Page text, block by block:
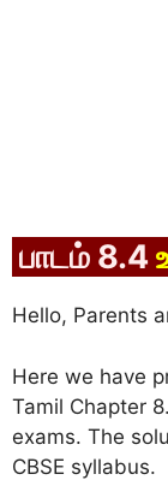
பாடம் 8.4
Hello, Parents
Here we have
Tamil Chapter
exams. The
CBSE syllabus.